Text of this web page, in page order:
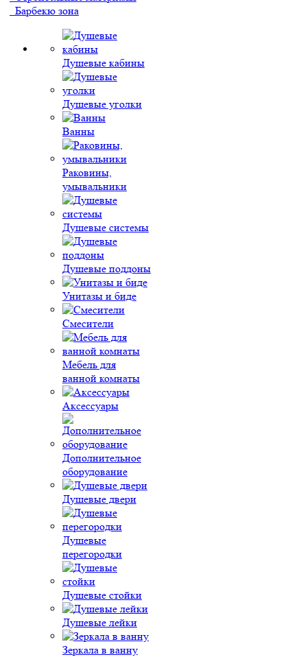
Барбекю зона
Душевые кабины
Душевые уголки
Ванны
Раковины,
умывальники
Душевые системы
Душевые поддоны
Унитазы и биде
Смесители
Мебель для
ванной комнаты
Аксессуары
Дополнительное
оборудование
Душевые двери
Душевые
перегородки
Душевые стойки
Душевые лейки
Зеркала в ванну